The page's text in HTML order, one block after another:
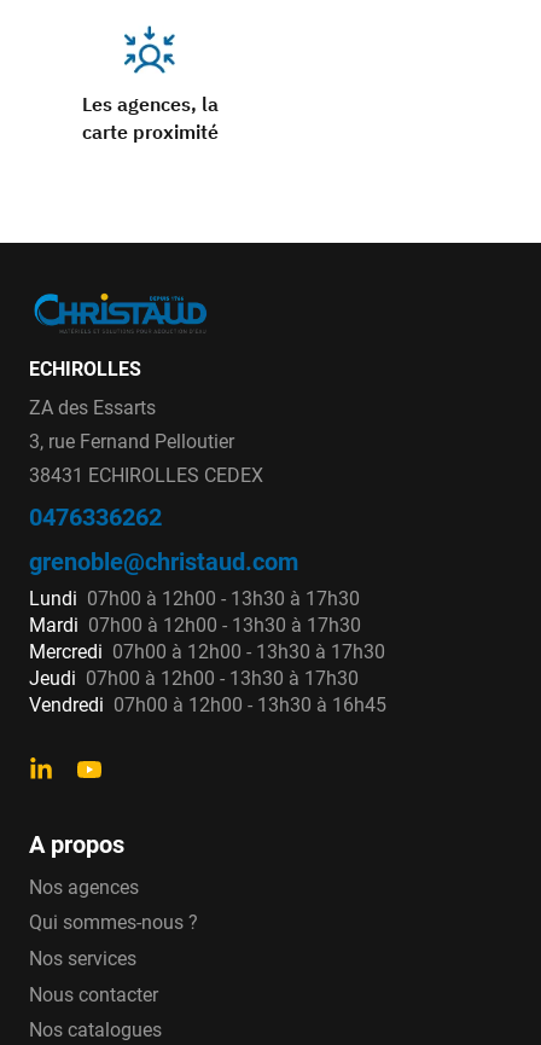
Les agences, la
carte proximité
ECHIROLLES
ZA des Essarts
3, rue Fernand Pelloutier
38431 ECHIROLLES CEDEX
0476336262
grenoble@christaud.com
Lundi 07h00 à 12h00 - 13h30 à 17h30
Mardi 07h00 à 12h00 - 13h30 à 17h30
Mercredi 07h00 à 12h00 - 13h30 à 17h30
Jeudi 07h00 à 12h00 - 13h30 à 17h30
Vendredi 07h00 à 12h00 - 13h30 à 16h45
A propos
Nos agences
Qui sommes-nous ?
Nos services
Nous contacter
Nos catalogues